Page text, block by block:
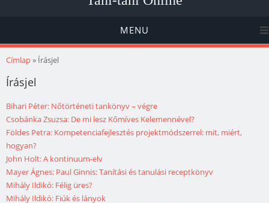
MENU
Jelenlegi hely
Címlap» Írásjel
Írásjel
Bihari Péter: Nőtörténeti tankönyv – végre
Csobánka Zsuzsa: De mi lesz Kőmíves Kelemennével?
Földes Petra: Kompetenciafejlesztés projektmódszerrel: mit, miért,
hogyan?
John Holt: A kontinuum-elv
Mayer Ágnes: Paul Ginnis: Tanítási és tanulási receptkönyv
Mihály Ildikó: Félig üres?
Mihály Ildikó: Fiúk és lányok